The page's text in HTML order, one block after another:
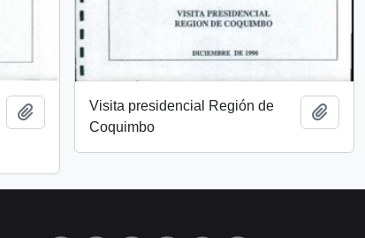
Añadir al portapapeles
Visita presidencial Región de
Coquimbo